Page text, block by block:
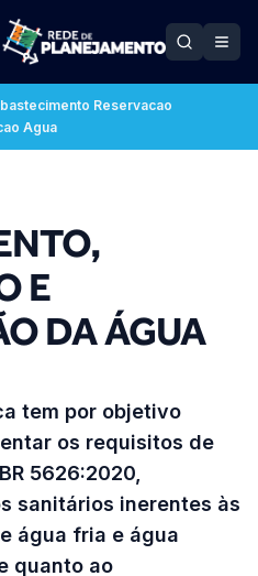
Reservacao
Agua
E
DA ÁGUA
tem por objetivo
os requisitos de
5626:2020,
sanitários inerentes às
água fria e água
quanto ao